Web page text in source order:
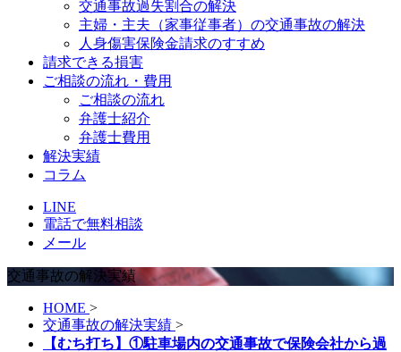
交通事故過失割合の解決
主婦・主夫（家事従事者）の交通事故の解決
人身傷害保険金請求のすすめ
請求できる損害
ご相談の流れ・費用
ご相談の流れ
弁護士紹介
弁護士費用
解決実績
コラム
LINE
電話で無料相談
メール
交通事故の解決実績
HOME >
交通事故の解決実績 >
【むち打ち】①駐車場内の交通事故で保険会社から過